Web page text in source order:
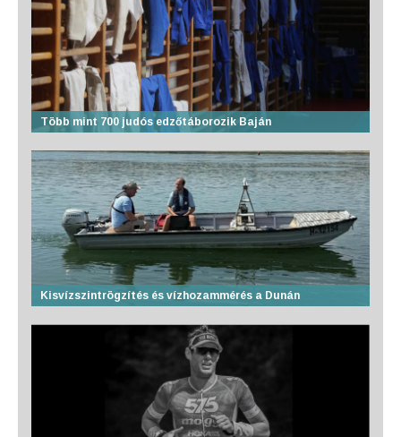
Több mint 700 judós edzőtáborozik Baján
Kisvízszintrögzítés és vízhozammérés a Dunán